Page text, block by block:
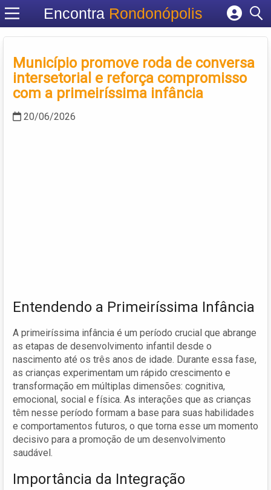
Encontra Rondonópolis
Cadastrar empresa
Criar conta
Município promove roda de conversa
intersetorial e reforça compromisso
com a primeiríssima infância
20/06/2026
Entendendo a Primeiríssima Infância
A primeiríssima infância é um período crucial que abrange
as etapas de desenvolvimento infantil desde o
nascimento até os três anos de idade. Durante essa fase,
as crianças experimentam um rápido crescimento e
transformação em múltiplas dimensões: cognitiva,
emocional, social e física. As interações que as crianças
têm nesse período formam a base para suas habilidades
e comportamentos futuros, o que torna esse um momento
decisivo para a promoção de um desenvolvimento
saudável.
Importância da Integração